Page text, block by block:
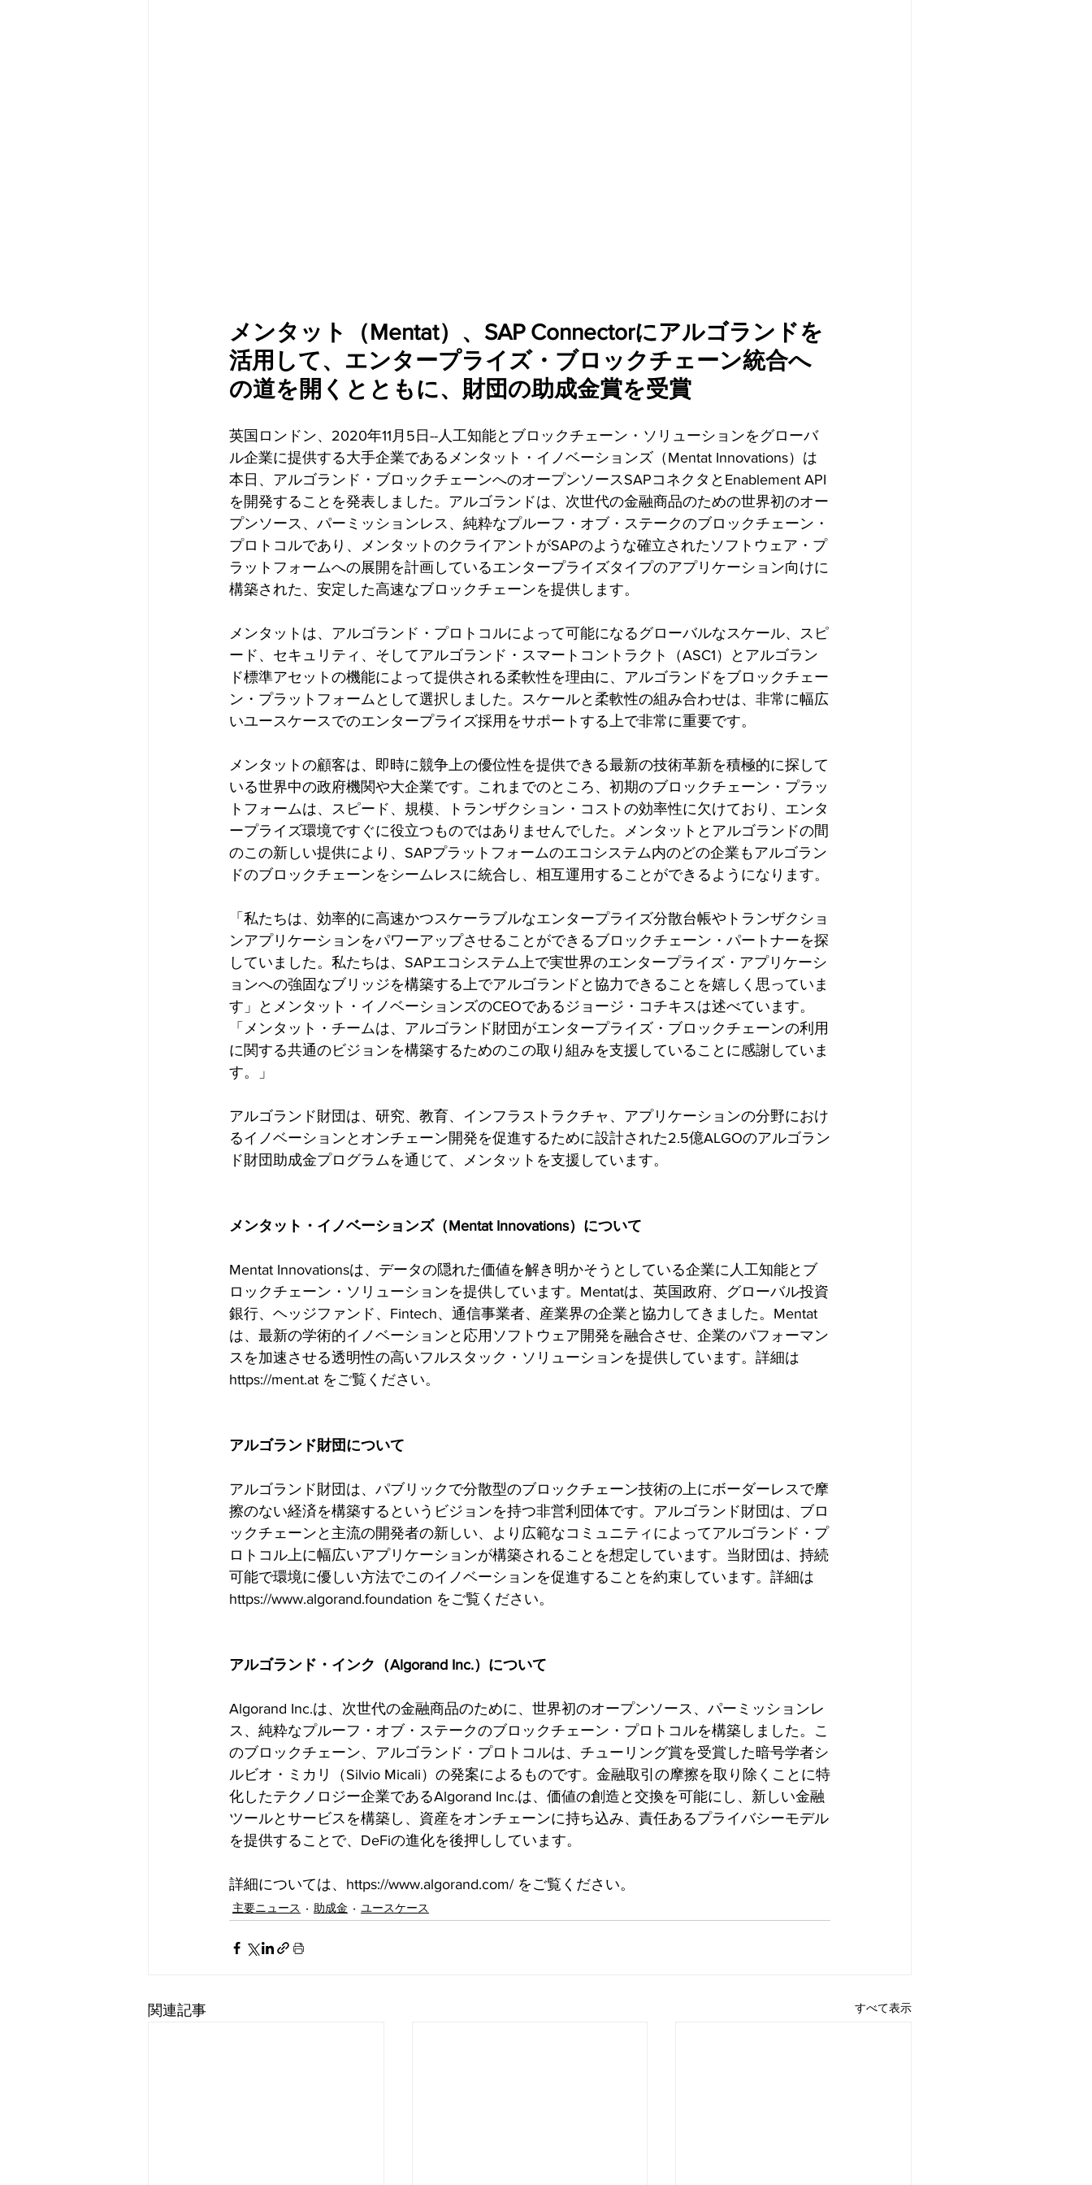
メンタット（Mentat）、SAP Connectorにアルゴランドを
活用して、エンタープライズ・ブロックチェーン統合へ
の道を開くとともに、財団の助成金賞を受賞
英国ロンドン、2020年11月5日--人工知能とブロックチェーン・ソリューションをグローバ
ル企業に提供する大手企業であるメンタット・イノベーションズ（Mentat Innovations）は
本日、アルゴランド・ブロックチェーンへのオープンソースSAPコネクタとEnablement API
を開発することを発表しました。アルゴランドは、次世代の金融商品のための世界初のオー
プンソース、パーミッションレス、純粋なプルーフ・オブ・ステークのブロックチェーン・
プロトコルであり、メンタットのクライアントがSAPのような確立されたソフトウェア・プ
ラットフォームへの展開を計画しているエンタープライズタイプのアプリケーション向けに
構築された、安定した高速なブロックチェーンを提供します。
メンタットは、アルゴランド・プロトコルによって可能になるグローバルなスケール、スピ
ード、セキュリティ、そしてアルゴランド・スマートコントラクト（ASC1）とアルゴラン
ド標準アセットの機能によって提供される柔軟性を理由に、アルゴランドをブロックチェー
ン・プラットフォームとして選択しました。スケールと柔軟性の組み合わせは、非常に幅広
いユースケースでのエンタープライズ採用をサポートする上で非常に重要です。
メンタットの顧客は、即時に競争上の優位性を提供できる最新の技術革新を積極的に探して
いる世界中の政府機関や大企業です。これまでのところ、初期のブロックチェーン・プラッ
トフォームは、スピード、規模、トランザクション・コストの効率性に欠けており、エンタ
ープライズ環境ですぐに役立つものではありませんでした。メンタットとアルゴランドの間
のこの新しい提供により、SAPプラットフォームのエコシステム内のどの企業もアルゴラン
ドのブロックチェーンをシームレスに統合し、相互運用することができるようになります。
「私たちは、効率的に高速かつスケーラブルなエンタープライズ分散台帳やトランザクショ
ンアプリケーションをパワーアップさせることができるブロックチェーン・パートナーを探
していました。私たちは、SAPエコシステム上で実世界のエンタープライズ・アプリケーシ
ョンへの強固なブリッジを構築する上でアルゴランドと協力できることを嬉しく思っていま
す」とメンタット・イノベーションズのCEOであるジョージ・コチキスは述べています。
「メンタット・チームは、アルゴランド財団がエンタープライズ・ブロックチェーンの利用
に関する共通のビジョンを構築するためのこの取り組みを支援していることに感謝していま
す。」
アルゴランド財団は、研究、教育、インフラストラクチャ、アプリケーションの分野におけ
るイノベーションとオンチェーン開発を促進するために設計された2.5億ALGOのアルゴラン
ド財団助成金プログラムを通じて、メンタットを支援しています。
メンタット・イノベーションズ（Mentat Innovations）について
Mentat Innovationsは、データの隠れた価値を解き明かそうとしている企業に人工知能とブ
ロックチェーン・ソリューションを提供しています。Mentatは、英国政府、グローバル投資
銀行、ヘッジファンド、Fintech、通信事業者、産業界の企業と協力してきました。Mentat
は、最新の学術的イノベーションと応用ソフトウェア開発を融合させ、企業のパフォーマン
スを加速させる透明性の高いフルスタック・ソリューションを提供しています。詳細は
https://ment.at をご覧ください。
アルゴランド財団について
アルゴランド財団は、パブリックで分散型のブロックチェーン技術の上にボーダーレスで摩
擦のない経済を構築するというビジョンを持つ非営利団体です。アルゴランド財団は、ブロ
ックチェーンと主流の開発者の新しい、より広範なコミュニティによってアルゴランド・プ
ロトコル上に幅広いアプリケーションが構築されることを想定しています。当財団は、持続
可能で環境に優しい方法でこのイノベーションを促進することを約束しています。詳細は
https://www.algorand.foundation をご覧ください。
アルゴランド・インク（Algorand Inc.）について
Algorand Inc.は、次世代の金融商品のために、世界初のオープンソース、パーミッションレ
ス、純粋なプルーフ・オブ・ステークのブロックチェーン・プロトコルを構築しました。こ
のブロックチェーン、アルゴランド・プロトコルは、チューリング賞を受賞した暗号学者シ
ルビオ・ミカリ（Silvio Micali）の発案によるものです。金融取引の摩擦を取り除くことに特
化したテクノロジー企業であるAlgorand Inc.は、価値の創造と交換を可能にし、新しい金融
ツールとサービスを構築し、資産をオンチェーンに持ち込み、責任あるプライバシーモデル
を提供することで、DeFiの進化を後押ししています。
詳細については、https://www.algorand.com/ をご覧ください。
主要ニュース 助成金 ユースケース
関連記事 すべて表示